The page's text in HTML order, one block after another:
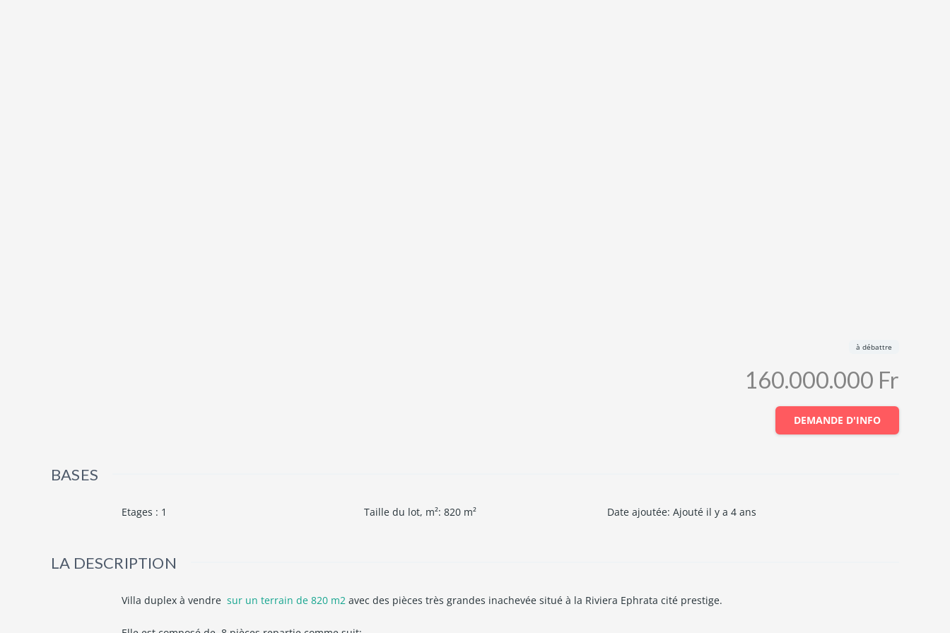
160.000.000 Fr
à débattre
DEMANDE D'INFO
BASES
Etages : 1 Taille du lot, m²: 820 m² Date ajoutée: Ajouté il y a 4 ans
LA DESCRIPTION
Villa duplex à vendre sur un terrain de 820 m2 avec des pièces très grandes inachevée situé à la Riviera Ephrata cité prestige.